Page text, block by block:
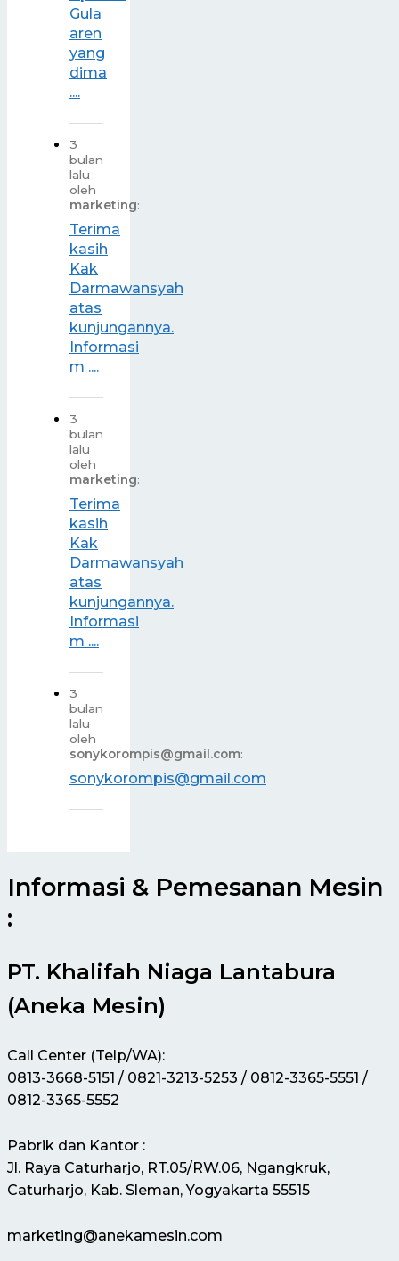
Gula
aren
yang
dima
....
3
bulan
lalu
oleh
marketing:
Terima
kasih
Kak
Darmawansyah
atas
kunjungannya.
Informasi
m ....
3
bulan
lalu
oleh
marketing:
Terima
kasih
Kak
Darmawansyah
atas
kunjungannya.
Informasi
m ....
3
bulan
lalu
oleh
sonykorompis@gmail.com:
sonykorompis@gmail.com
Informasi & Pemesanan Mesin
:
PT. Khalifah Niaga Lantabura
(Aneka Mesin)
Call Center (Telp/WA):
0813-3668-5151 / 0821-3213-5253 / 0812-3365-5551 /
0812-3365-5552
Pabrik dan Kantor :
Jl. Raya Caturharjo, RT.05/RW.06, Ngangkruk,
Caturharjo, Kab. Sleman, Yogyakarta 55515
marketing@anekamesin.com